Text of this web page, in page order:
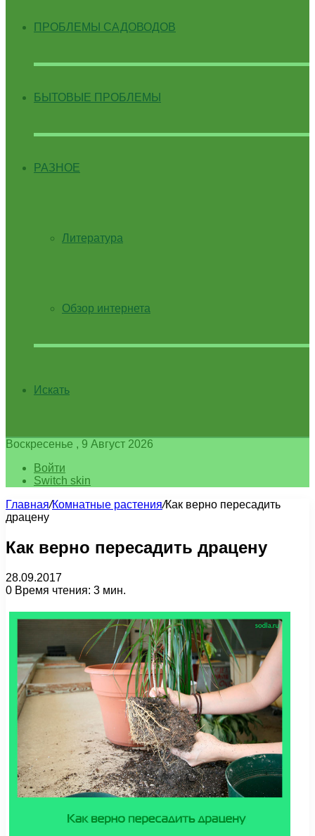
ПРОБЛЕМЫ САДОВОДОВ
БЫТОВЫЕ ПРОБЛЕМЫ
РАЗНОЕ
Литература
Обзор интернета
Искать
Воскресенье , 9 Август 2026
Войти
Switch skin
Главная/Комнатные растения/Как верно пересадить
драцену
Как верно пересадить драцену
28.09.2017
0 Время чтения: 3 мин.